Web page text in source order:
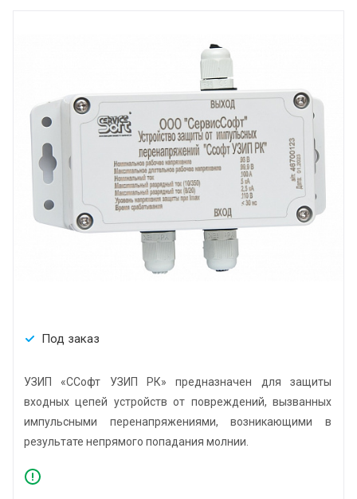
Под заказ
УЗИП «СCофт УЗИП РК» предназначен для защиты
входных цепей устройств от повреждений, вызванных
импульсными перенапряжениями, возникающими в
результате непрямого попадания молнии.